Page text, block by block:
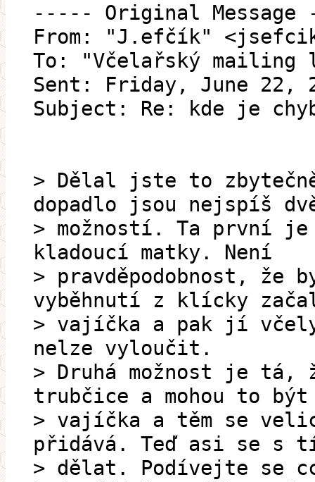
----- Original
From: "J.efčík"
To: "Včelařský
Sent: Friday, June 22,
Subject: Re: kde je
> Dělal jste to
dopadlo jsou nejspíš
> možností. Ta první
kladoucí matky. Není
> pravděpodobnost, že
vyběhnutí z klícky
> vajíčka a pak jí
nelze vyloučit.
> Druhá možnost je tá,
trubčice a mohou to
> vajíčka a těm se
přidává. Teď asi se s
> dělat. Podívejte se